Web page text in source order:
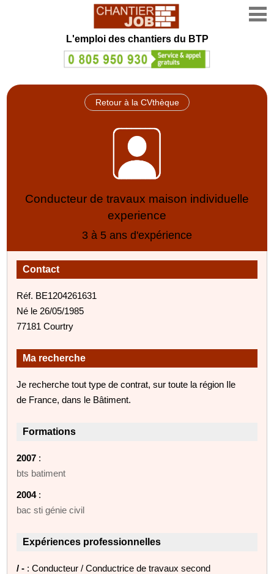
L'emploi des chantiers du BTP
Retour à la CVthèque
Conducteur de travaux maison individuelle
experience
3 à 5 ans d'expérience
Contact
Réf. BE1204261631
Né le 26/05/1985
77181 Courtry
Ma recherche
Je recherche tout type de contrat, sur toute la région Ile
de France, dans le Bâtiment.
Formations
2007 :
bts batiment
2004:
bac sti génie civil
Expériences professionnelles
/ - : Conducteur / Conductrice de travaux second